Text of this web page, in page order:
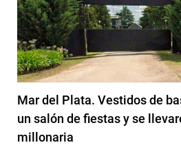
Mar del Plata. Vestidos de
un salón de fiestas y se
millonaria